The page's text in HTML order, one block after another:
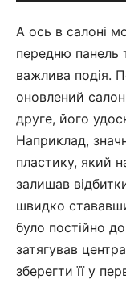
А ось в салоні
передню панель
важлива подія.
оновлений
друге, його
Наприклад,
пластику, який
залишав
швидко
було постійно
затягував
зберегти її у